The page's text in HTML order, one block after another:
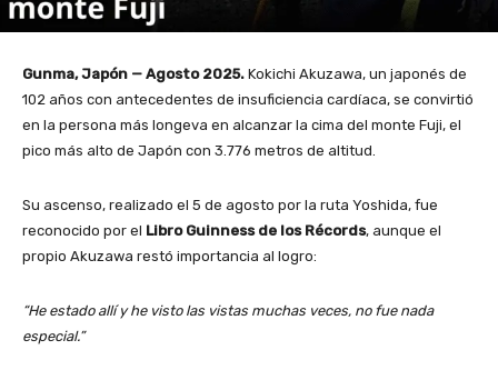
Gunma, Japón — Agosto 2025. Kokichi Akuzawa, un japonés de
102 años con antecedentes de insuficiencia cardíaca, se convirtió
en la persona más longeva en alcanzar la cima del monte Fuji, el
pico más alto de Japón con 3.776 metros de altitud.
Su ascenso, realizado el 5 de agosto por la ruta Yoshida, fue
reconocido por el Libro Guinness de los Récords, aunque el
propio Akuzawa restó importancia al logro:
“He estado allí y he visto las vistas muchas veces, no fue nada
especial.”